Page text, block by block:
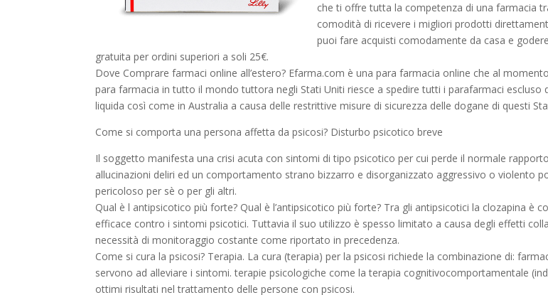
che ti offre tutta la competenza di una farmacia
comodità di ricevere i migliori prodotti
puoi fare acquisti comodamente da casa e
gratuita per ordini superiori a soli 25€.
Dove Comprare farmaci online all’estero? Efarma.com è una para farmacia online che al
para farmacia in tutto il mondo tuttora negli Stati Uniti riesce a spedire tutti i parafarmaci escluso
liquida così come in Australia a causa delle restrittive misure di sicurezza delle dogane di questi
Come si comporta una persona affetta da psicosi? Disturbo psicotico breve
Il soggetto manifesta una crisi acuta con sintomi di tipo psicotico per cui perde il normale
allucinazioni deliri ed un comportamento strano bizzarro e disorganizzato aggressivo o violento
pericoloso per sè o per gli altri.
Qual è l antipsicotico più forte? Qual è l’antipsicotico più forte? Tra gli antipsicotici la clozapina è
efficace contro i sintomi psicotici. Tuttavia il suo utilizzo è spesso limitato a causa degli effetti
necessità di monitoraggio costante come riportato in precedenza.
Come si cura la psicosi? Terapia. La cura (terapia) per la psicosi richiede la combinazione di:
servono ad alleviare i sintomi. terapie psicologiche come la terapia cognitivocomportamentale
ottimi risultati nel trattamento delle persone con psicosi.